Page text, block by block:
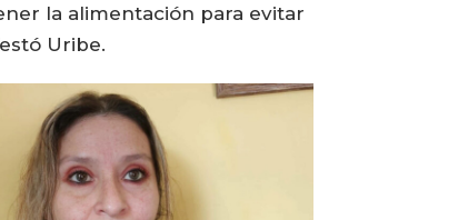
la alimentación para evitar
Uribe.